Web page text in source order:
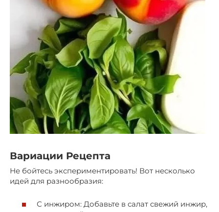
Вариации Рецепта
Не бойтесь экспериментировать! Вот несколько
идей для разнообразия:
С инжиром: Добавьте в салат свежий инжир,